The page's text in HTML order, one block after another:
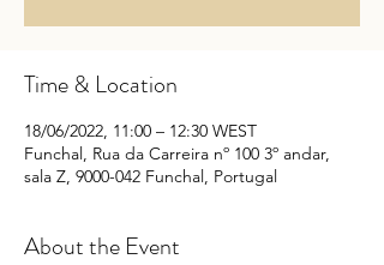
Time & Location
18/06/2022, 11:00 – 12:30 WEST
Funchal, Rua da Carreira nº 100 3º andar,
sala Z, 9000-042 Funchal, Portugal
About the Event